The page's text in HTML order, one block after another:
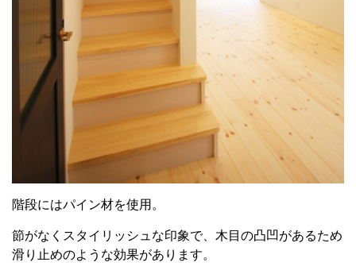
階段にはパイン材を使用。
節がなくスタイリッシュな印象で、木目の凸凹があるため
滑り止めのような効果があります。